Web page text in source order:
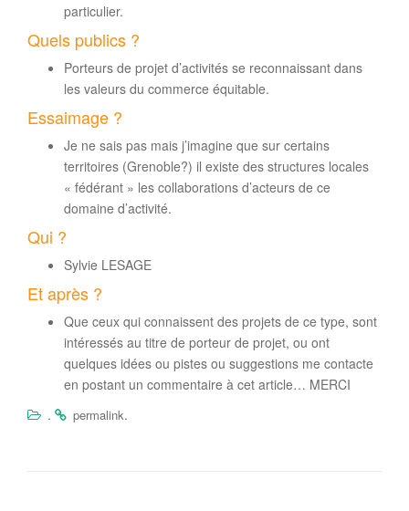
particulier.
Quels publics ?
Porteurs de projet d’activités se reconnaissant dans
les valeurs du commerce équitable.
Essaimage ?
Je ne sais pas mais j’imagine que sur certains
territoires (Grenoble?) il existe des structures locales
« fédérant » les collaborations d’acteurs de ce
domaine d’activité.
Qui ?
Sylvie LESAGE
Et après ?
Que ceux qui connaissent des projets de ce type, sont
intéressés au titre de porteur de projet, ou ont
quelques idées ou pistes ou suggestions me contacte
en postant un commentaire à cet article… MERCI
.
permalink.